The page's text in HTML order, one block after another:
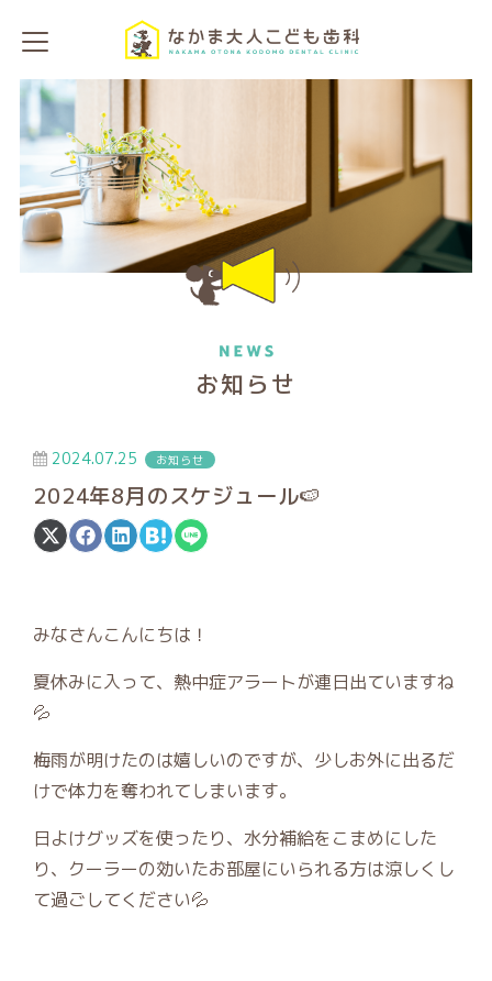
お知らせ
2024.07.25 お知らせ
2024年8月のスケジュール🍉
ShareShareShare
on
Share
on
Share
on
みなさんこんにちは！
夏休みに入って、熱中症アラートが連日出ていますね
💦
梅雨が明けたのは嬉しいのですが、少しお外に出るだ
けで体力を奪われてしまいます。
日よけグッズを使ったり、水分補給をこまめにした
り、クーラーの効いたお部屋にいられる方は涼しくし
て過ごしてください💦